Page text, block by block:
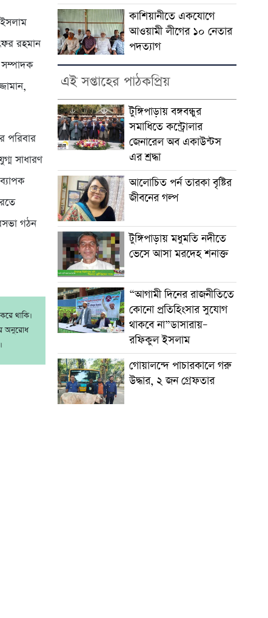
রহমান
পরিবার
সাধারণ
গঠন
থাকি।
অনুরোধ
কাশিয়ানীতে একযোগে
আওয়ামী লীগের ১০ নেতার
পদত্যাগ
এই সপ্তাহের পাঠকপ্রিয়
টুঙ্গিপাড়ায় বঙ্গবন্ধুর
সমাধিতে কন্ট্রোলার
জেনারেল অব একাউন্টস
এর শ্রদ্ধা
আলোচিত পর্ন তারকা বৃষ্টির
জীবনের গল্প
টুঙ্গিপাড়ায় মধুমতি নদীতে
ভেসে আসা মরদেহ শনাক্ত
“আগামী দিনের রাজনীতিতে
কোনো প্রতিহিংসার সুযোগ
থাকবে না”ডাসারায়–
রফিকুল ইসলাম
গোয়ালন্দে পাচারকালে গরু
উদ্ধার, ২ জন গ্রেফতার